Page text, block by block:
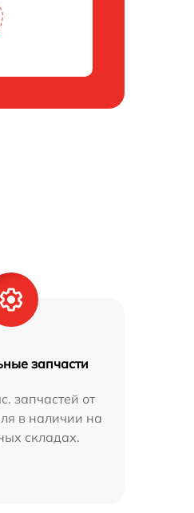
запчасти
запчастей от
в наличии на
складах.